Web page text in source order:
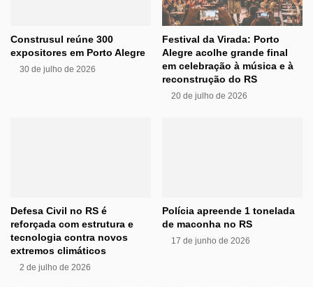
Construsul reúne 300
expositores em Porto Alegre
30 de julho de 2026
Festival da Virada: Porto
Alegre acolhe grande final
em celebração à música e à
reconstrução do RS
20 de julho de 2026
Defesa Civil no RS é
reforçada com estrutura e
tecnologia contra novos
extremos climáticos
2 de julho de 2026
Polícia apreende 1 tonelada
de maconha no RS
17 de junho de 2026